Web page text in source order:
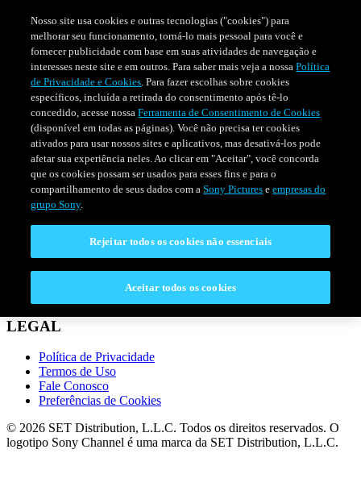
SÉRIESPROGRAMAÇÃO
CONECTAR
Perguntas Frequentes
LEGAL
Política de Privacidade
Termos de Uso
Fale Conosco
Preferências de Cookies
© 2026 SET Distribution, L.L.C. Todos os direitos reservados. O
logotipo Sony Channel é uma marca da SET Distribution, L.L.C.
Nosso site usa cookies e outras tecnologias ("cookies") para
melhorar seu funcionamento, torná-lo mais pessoal para você e
fornecer publicidade com base em suas atividades de navegação e
interesses neste site e em outros. Para saber mais veja a nossaPolítica
de Privacidade e Cookies. Para fazer escolhas sobre cookies
específicos, incluída a retirada do consentimento após tê-lo
concedido, acesse nossaFerramenta de Consentimento de Cookies
(disponível em todas as páginas). Você não precisa ter cookies
ativados para usar nossos sites e aplicativos, mas desativá-los pode
afetar sua experiência neles. Ao clicar em "Aceitar", você concorda
que os cookies possam ser usados para esses fins e para o
compartilhamento de seus dados com aSony Pictures eempresas do
grupo Sony.
Rejeitar todos os cookies não essenciais
Aceitar todos os cookies